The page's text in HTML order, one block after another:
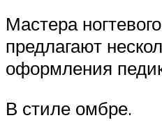
Мастера
предлагают
оформления
В стиле омбре.